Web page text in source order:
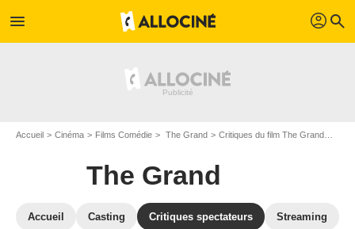
menu profil search
Accueil Cinéma Films Comédie The Grand Critiques du film The Grand
The Grand
Accueil Casting Critiques spectateurs Streaming